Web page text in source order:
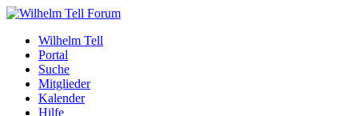
Wilhelm Tell
Portal
Suche
Mitglieder
Kalender
Hilfe